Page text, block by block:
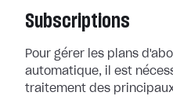
Subscriptions
Pour gérer les plans
automatique, il est
traitement des